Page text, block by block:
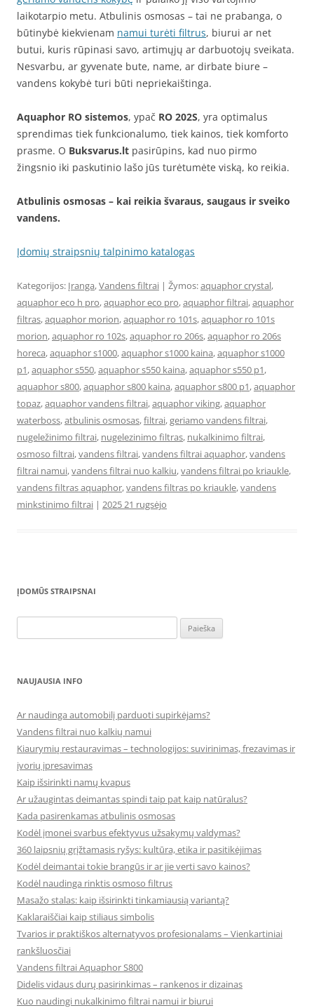
laikotarpio metu. Atbulinis osmosas – tai ne prabanga, o
būtinybė kiekvienam namui turėti filtrus, biurui ar net
butui, kuris rūpinasi savo, artimųjų ar darbuotojų sveikata.
Nesvarbu, ar gyvenate bute, name, ar dirbate biure –
vandens kokybė turi būti nepriekaištinga.
Aquaphor RO sistemos, ypač RO 202S, yra optimalus
sprendimas tiek funkcionalumo, tiek kainos, tiek komforto
prasme. O Buksvarus.lt pasirūpins, kad nuo pirmo
žingsnio iki paskutinio lašo jūs turėtumėte viską, ko reikia.
Atbulinis osmosas – kai reikia švaraus, saugaus ir sveiko
vandens.
Įdomių straipsnių talpinimo katalogas
Kategorijos: Įranga,Vandens filtrai | Žymos:aquaphor crystal,
aquaphor eco h pro,aquaphor eco pro,aquaphor filtrai,aquaphor
filtras,aquaphor morion,aquaphor ro 101s,aquaphor ro 101s
morion,aquaphor ro 102s,aquaphor ro 206s,aquaphor ro 206s
horeca,aquaphor s1000,aquaphor s1000 kaina,aquaphor s1000
p1,aquaphor s550,aquaphor s550 kaina,aquaphor s550 p1,
aquaphor s800,aquaphor s800 kaina,aquaphor s800 p1,aquaphor
topaz,aquaphor vandens filtrai,aquaphor viking,aquaphor
waterboss,atbulinis osmosas,filtrai,geriamo vandens filtrai,
nugeležinimo filtrai, nugelezinimo filtras, nukalkinimo filtrai,
osmoso filtrai,vandens filtrai,vandens filtrai aquaphor,vandens
filtrai namui,vandens filtrai nuo kalkiu,vandens filtrai po kriaukle,
vandens filtras aquaphor,vandens filtras po kriaukle,vandens
minkstinimo filtrai | 2025 21 rugsėjo
ĮDOMŪS STRAIPSNAI
NAUJAUSIA INFO
Ar naudinga automobilį parduoti supirkėjams?
Vandens filtrai nuo kalkių namui
Kiaurymių restauravimas – technologijos: suvirinimas, frezavimas ir
įvorių įpresavimas
Kaip išsirinkti namų kvapus
Ar užaugintas deimantas spindi taip pat kaip natūralus?
Kada pasirenkamas atbulinis osmosas
Kodėl įmonei svarbus efektyvus užsakymų valdymas?
360 laipsnių grįžtamasis ryšys: kultūra, etika ir pasitikėjimas
Kodėl deimantai tokie brangūs ir ar jie verti savo kainos?
Kodėl naudinga rinktis osmoso filtrus
Masažo stalas: kaip išsirinkti tinkamiausią variantą?
Kaklaraiščiai kaip stiliaus simbolis
Tvarios ir praktiškos alternatyvos profesionalams – Vienkartiniai
rankšluosčiai
Vandens filtrai Aquaphor S800
Didelis vidaus durų pasirinkimas – rankenos ir dizainas
Kuo naudingi nukalkinimo filtrai namui ir biurui